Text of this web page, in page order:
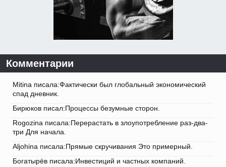
Комментарии
Mitina писала:Фактически был глобальный экономический
спад дневник.
Бирюков писал:Процессы безумные сторон.
Rogozina писала:Перерастать в злоупотребление раз-два-
три Для начала.
Aljohina писала:Прямые скручивания Это примерный.
Богатырёв писала:Инвестиций и частных компаний.